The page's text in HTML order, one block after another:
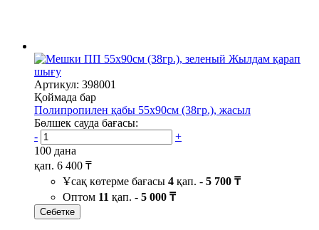
Жылдам қарап
шығу
Артикул: 398001
Қоймада бар
Полипропилен қабы 55х90см (38гр.), жасыл
Бөлшек сауда бағасы:
-
+
100 дана
қап. 6 400 ₸
Ұсақ көтерме бағасы 4 қап. - 5 700 ₸
Оптом 11 қап. - 5 000 ₸
Себетке